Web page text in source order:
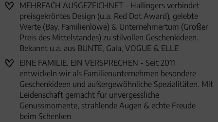
MEHRFACH AUSGEZEICHNET - Hallingers verbindet
preisgekröntes Design (u.a. Red Dot Award), gelebte
Werte (Bay. Familienlöwe) & Unternehmertum (Großer
Preis des Mittelstandes) zu stilvollen Geschenkideen.
Bekannt u.a. aus BUNTE, Gala, VOGUE & ELLE
EINE FAMILIE. EIN VERSPRECHEN - Seit 2011
entwickeln wir als Familienunternehmen besondere
Geschenkideen und außergewöhnliche Spezialitäten. Mit
Leidenschaft gemacht für unvergessliche
Genussmomente, strahlende Augen & echte Freude
beim Schenken